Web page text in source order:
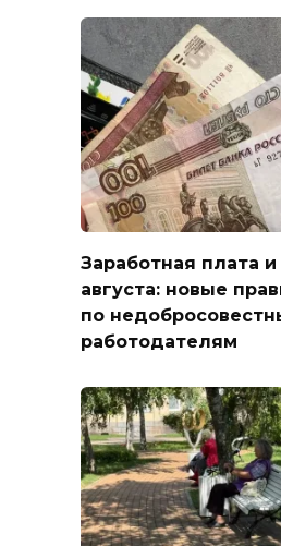
Заработная плата и
августа: новые
по
работодателям